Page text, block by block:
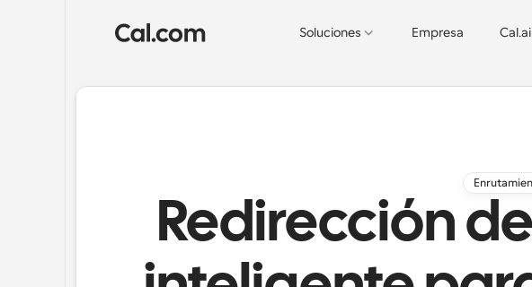
Soluciones Empresa Cal.ai
Redirección